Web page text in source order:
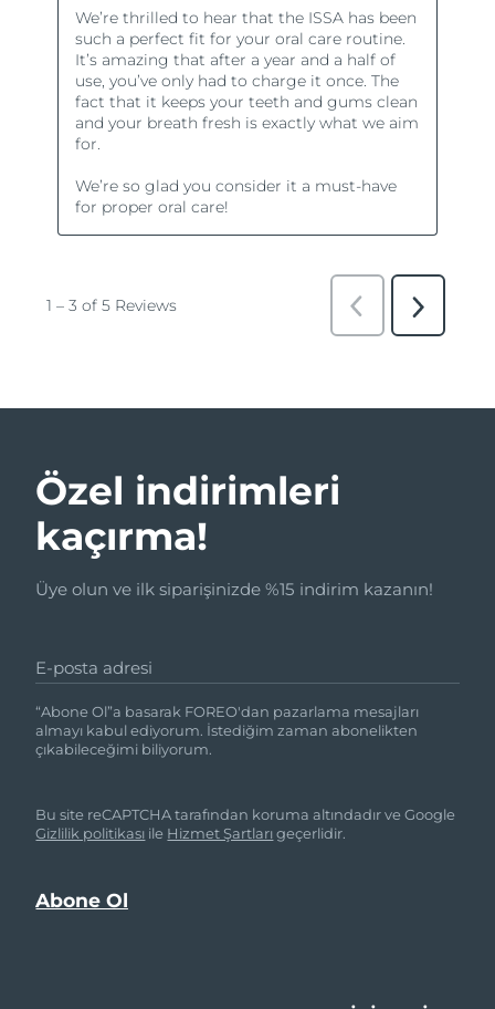
Özel indirimleri
kaçırma!
Üye olun ve ilk siparişinizde %15 indirim kazanın!
E-posta adresi
“Abone Ol”a basarak FOREO'dan pazarlama mesajları
almayı kabul ediyorum. İstediğim zaman abonelikten
çıkabileceğimi biliyorum.
Bu site reCAPTCHA tarafından koruma altındadır ve Google
Gizlilik politikası ile Hizmet Şartlarıgeçerlidir.